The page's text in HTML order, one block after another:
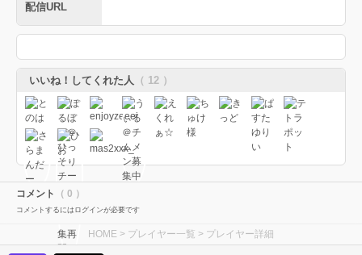
配信URL
いいね！してくれた人 （ 12 ）
コメント （ 0 ）
コメントするにはログインが必要です
HOME > プレイヤー一覧 > プレイヤー詳細